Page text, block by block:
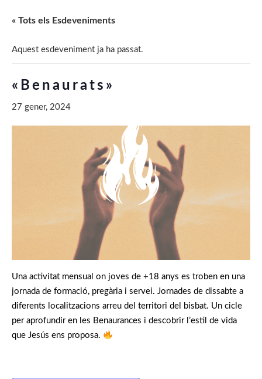
« Tots els Esdeveniments
Aquest esdeveniment ja ha passat.
«Benaurats»
27 gener, 2024
Una activitat mensual on joves de +18 anys es troben en una
jornada de formació, pregària i servei. Jornades de dissabte a
diferents localitzacions arreu del territori del bisbat. Un cicle
per aprofundir en les Benaurances i descobrir l’estil de vida
que Jesús ens proposa.